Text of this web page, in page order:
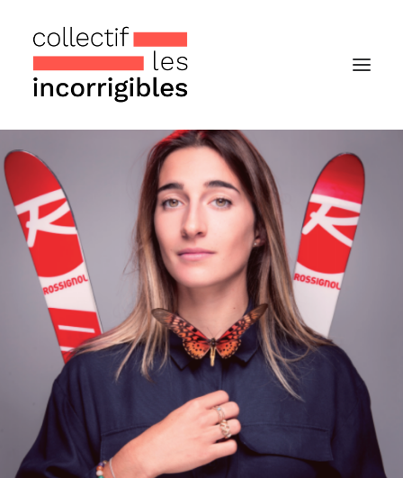
Accueil
Le collectif
Nos actualités
Notre « Incolettre » mensuelle
Recherche